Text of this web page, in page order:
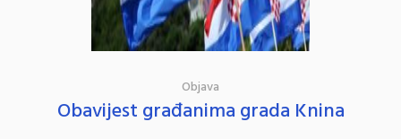
Objava
Obavijest građanima grada Knina